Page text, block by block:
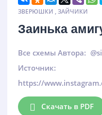
ЗВЕРЮШКИ ,ЗАЙЧИКИ
Заинька
Все схемы Автора:
Источник:
https://
Скачать в PDF